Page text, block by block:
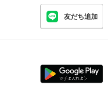
友だち追加